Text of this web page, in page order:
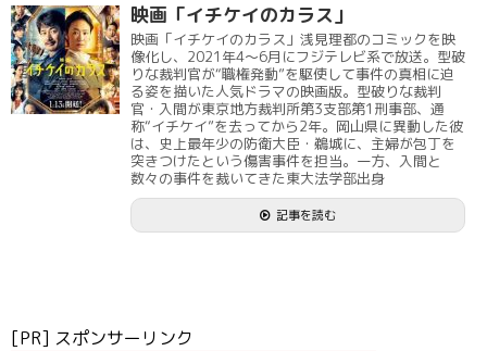
映画「イチケイのカラス」
映画「イチケイのカラス」浅見理都のコミックを映
像化し、2021年4～6月にフジテレビ系で放送。型破
りな裁判官が“職権発動”を駆使して事件の真相に迫
る姿を描いた人気ドラマの映画版。型破りな裁判
官・入間が東京地方裁判所第3支部第1刑事部、通
称“イチケイ”を去ってから2年。岡山県に異動した彼
は、史上最年少の防衛大臣・鵜城に、主婦が包丁を
突きつけたという傷害事件を担当。一方、入間と
数々の事件を裁いてきた東大法学部出身
記事を読む
[PR] スポンサーリンク